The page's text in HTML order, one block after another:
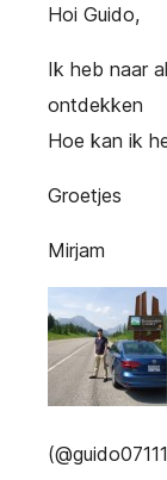
Hoi Guido,
Ik heb naar
ontdekken
Hoe kan ik
Groetjes
Mirjam